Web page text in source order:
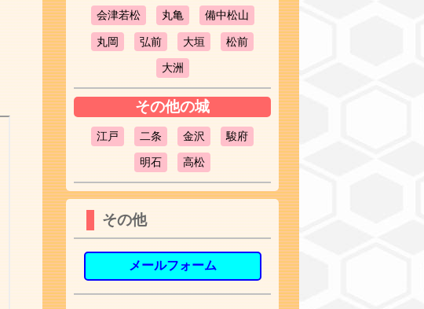
会津若松 丸亀 備中松山
丸岡 弘前 大垣 松前
大洲
その他の城
江戸 二条 金沢 駿府
明石 高松
その他
メールフォーム